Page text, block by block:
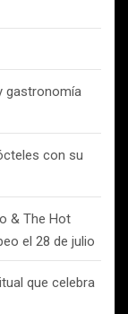
gastronomía
con su
& The Hot
el 28 de julio
que celebra